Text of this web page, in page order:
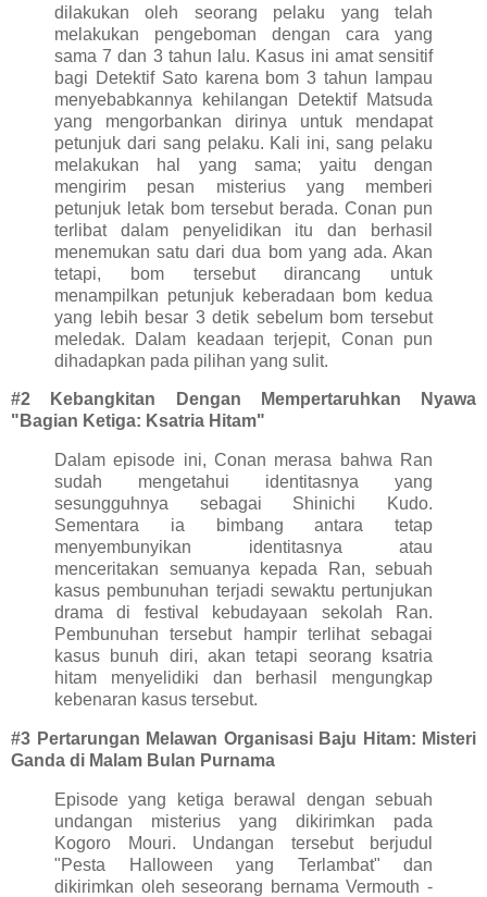
dilakukan oleh seorang pelaku yang telah
melakukan pengeboman dengan cara yang
sama 7 dan 3 tahun lalu. Kasus ini amat sensitif
bagi Detektif Sato karena bom 3 tahun lampau
menyebabkannya kehilangan Detektif Matsuda
yang mengorbankan dirinya untuk mendapat
petunjuk dari sang pelaku. Kali ini, sang pelaku
melakukan hal yang sama; yaitu dengan
mengirim pesan misterius yang memberi
petunjuk letak bom tersebut berada. Conan pun
terlibat dalam penyelidikan itu dan berhasil
menemukan satu dari dua bom yang ada. Akan
tetapi, bom tersebut dirancang untuk
menampilkan petunjuk keberadaan bom kedua
yang lebih besar 3 detik sebelum bom tersebut
meledak. Dalam keadaan terjepit, Conan pun
dihadapkan pada pilihan yang sulit.
#2 Kebangkitan Dengan Mempertaruhkan Nyawa
"Bagian Ketiga: Ksatria Hitam"
Dalam episode ini, Conan merasa bahwa Ran
sudah mengetahui identitasnya yang
sesungguhnya sebagai Shinichi Kudo.
Sementara ia bimbang antara tetap
menyembunyikan identitasnya atau
menceritakan semuanya kepada Ran, sebuah
kasus pembunuhan terjadi sewaktu pertunjukan
drama di festival kebudayaan sekolah Ran.
Pembunuhan tersebut hampir terlihat sebagai
kasus bunuh diri, akan tetapi seorang ksatria
hitam menyelidiki dan berhasil mengungkap
kebenaran kasus tersebut.
#3 Pertarungan Melawan Organisasi Baju Hitam: Misteri
Ganda di Malam Bulan Purnama
Episode yang ketiga berawal dengan sebuah
undangan misterius yang dikirimkan pada
Kogoro Mouri. Undangan tersebut berjudul
"Pesta Halloween yang Terlambat" dan
dikirimkan oleh seseorang bernama Vermouth -